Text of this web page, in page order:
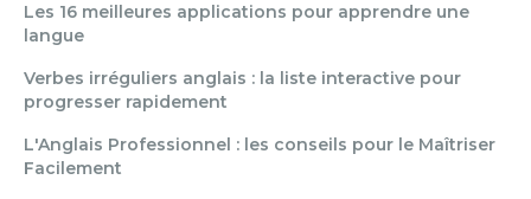
Les 16 meilleures applications pour apprendre une
langue
Verbes irréguliers anglais : la liste interactive pour
progresser rapidement
L'Anglais Professionnel : les conseils pour le Maîtriser
Facilement